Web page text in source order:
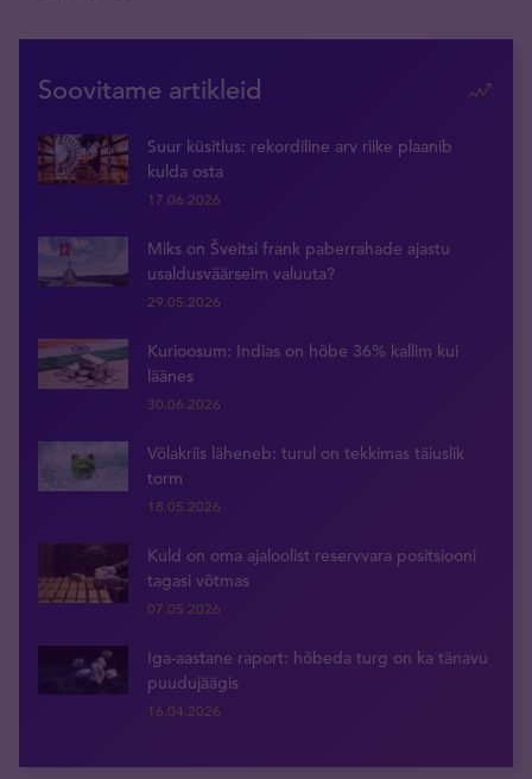
Soovitame artikleid
Suur küsitlus: rekordiline arv riike plaanib
kulda osta
17.06.2026
Miks on Šveitsi frank paberrahade ajastu
usaldusväärseim valuuta?
29.05.2026
Kurioosum: Indias on hõbe 36% kallim kui
läänes
30.06.2026
Võlakriis läheneb: turul on tekkimas täiuslik
torm
18.05.2026
Kuld on oma ajaloolist reservvara positsiooni
tagasi võtmas
07.05.2026
Iga-aastane raport: hõbeda turg on ka tänavu
puudujäägis
16.04.2026